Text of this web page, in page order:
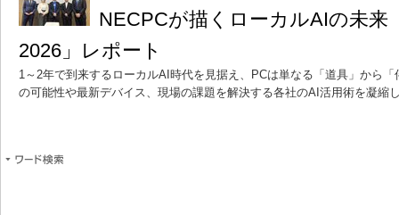
NECPCが描くローカルAIの未
2026」レポート
1～2年で到来するローカルAI時代を見据え、PCは単なる「道具」から
の可能性や最新デバイス、現場の課題を解決する各社のAI活用術を凝縮